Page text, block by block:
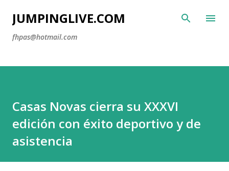
Ir al contenido principal
JUMPINGLIVE.COM
fhpas@hotmail.com
Casas Novas cierra su XXXVI
edición con éxito deportivo y de
asistencia